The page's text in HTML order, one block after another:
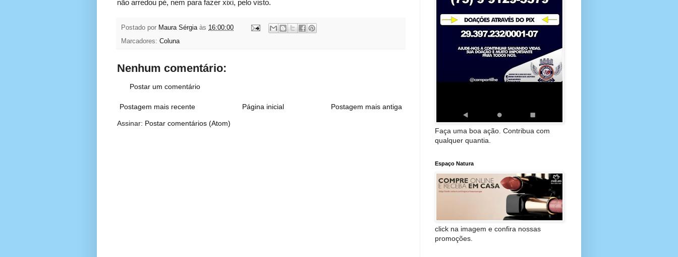
não arredou pé, nem para fazer xixi, pelo visto.
Postado por Maura Sérgia às 16:00:00
Marcadores: Coluna
Nenhum comentário:
Postar um comentário
Postagem mais recente Postagem mais antiga
Página inicial
Assinar: Postar comentários (Atom)
Faça uma boa ação. Contribua com
qualquer quantia.
Espaço Natura
click na imagem e confira nossas
promoções.